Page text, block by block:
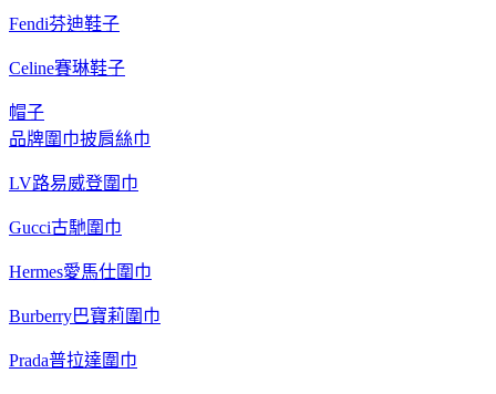
Fendi芬迪鞋子
Celine賽琳鞋子
帽子
品牌圍巾披肩絲巾
LV路易威登圍巾
Gucci古馳圍巾
Hermes愛馬仕圍巾
Burberry巴寶莉圍巾
Prada普拉達圍巾